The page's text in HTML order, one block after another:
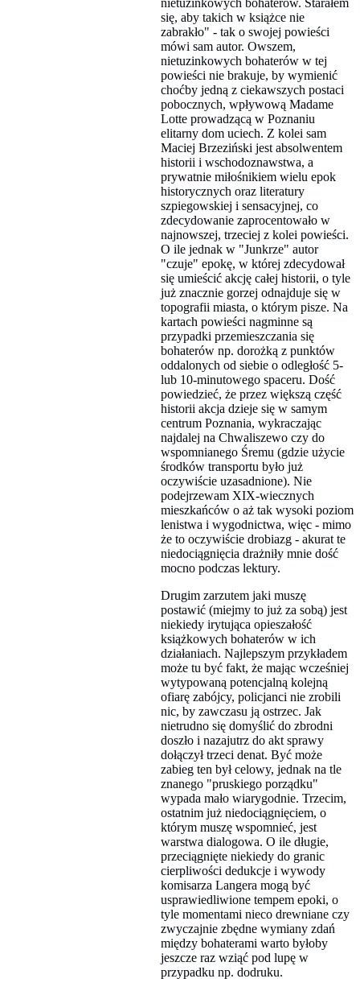
się, aby takich w książce nie
zabrakło" - tak o swojej powieści
mówi sam autor. Owszem,
nietuzinkowych bohaterów w tej
powieści nie brakuje, by wymienić
choćby jedną z ciekawszych postaci
pobocznych, wpływową Madame
Lotte prowadzącą w Poznaniu
elitarny dom uciech. Z kolei sam
Maciej Brzeziński jest absolwentem
historii i wschodoznawstwa, a
prywatnie miłośnikiem wielu epok
historycznych oraz literatury
szpiegowskiej i sensacyjnej, co
zdecydowanie zaprocentowało w
najnowszej, trzeciej z kolei powieści.
O ile jednak w "Junkrze" autor
"czuje" epokę, w której zdecydował
się umieścić akcję całej historii, o tyle
już znacznie gorzej odnajduje się w
topografii miasta, o którym pisze. Na
kartach powieści nagminne są
przypadki przemieszczania się
bohaterów np. dorożką z punktów
oddalonych od siebie o odległość 5-
lub 10-minutowego spaceru. Dość
powiedzieć, że przez większą część
historii akcja dzieje się w samym
centrum Poznania, wykraczając
najdalej na Chwaliszewo czy do
wspomnianego Śremu (gdzie użycie
środków transportu było już
oczywiście uzasadnione). Nie
podejrzewam XIX-wiecznych
mieszkańców o aż tak wysoki poziom
lenistwa i wygodnictwa, więc - mimo
że to oczywiście drobiazg - akurat te
niedociągnięcia drażniły mnie dość
mocno podczas lektury.
Drugim zarzutem jaki muszę
postawić (miejmy to już za sobą) jest
niekiedy irytująca opieszałość
książkowych bohaterów w ich
działaniach. Najlepszym przykładem
może tu być fakt, że mając wcześniej
wytypowaną potencjalną kolejną
ofiarę zabójcy, policjanci nie zrobili
nic, by zawczasu ją ostrzec. Jak
nietrudno się domyślić do zbrodni
doszło i nazajutrz do akt sprawy
dołączył trzeci denat. Być może
zabieg ten był celowy, jednak na tle
znanego "pruskiego porządku"
wypada mało wiarygodnie. Trzecim,
ostatnim już niedociągnięciem, o
którym muszę wspomnieć, jest
warstwa dialogowa. O ile długie,
przeciągnięte niekiedy do granic
cierpliwości dedukcje i wywody
komisarza Langera mogą być
usprawiedliwione tempem epoki, o
tyle momentami nieco drewniane czy
zwyczajnie zbędne wymiany zdań
między bohaterami warto byłoby
jeszcze raz wziąć pod lupę w
przypadku np. dodruku.